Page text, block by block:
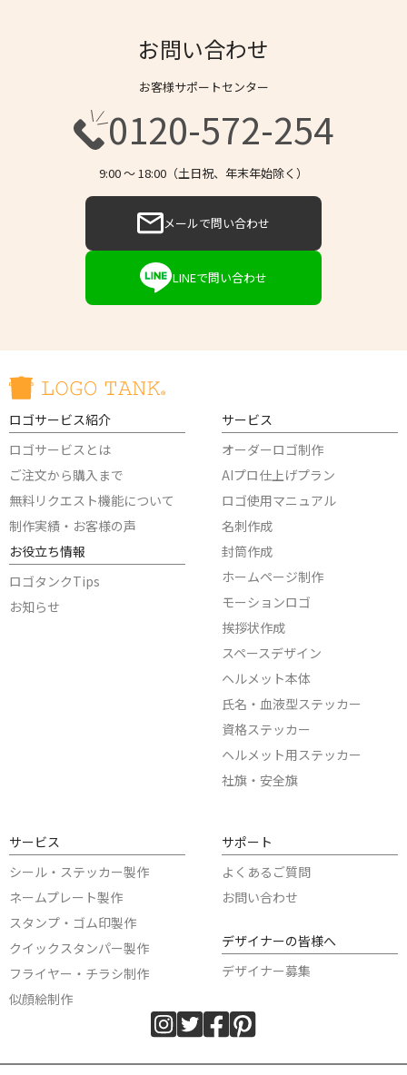
お問い合わせ
お客様サポートセンター
0120-572-254
9:00 〜 18:00（土日祝、年末年始除く）
メールで問い合わせ
LINEで問い合わせ
ロゴサービス紹介
ロゴサービスとは
ご注文から購入まで
無料リクエスト機能について
制作実績・お客様の声
お役立ち情報
ロゴタンクTips
お知らせ
サービス
オーダーロゴ制作
AIプロ仕上げプラン
ロゴ使用マニュアル
名刺作成
封筒作成
ホームページ制作
モーションロゴ
挨拶状作成
スペースデザイン
ヘルメット本体
氏名・血液型ステッカー
資格ステッカー
ヘルメット用ステッカー
社旗・安全旗
サービス
シール・ステッカー製作
ネームプレート製作
スタンプ・ゴム印製作
クイックスタンパー製作
フライヤー・チラシ制作
似顔絵制作
サポート
よくあるご質問
お問い合わせ
デザイナーの皆様へ
デザイナー募集